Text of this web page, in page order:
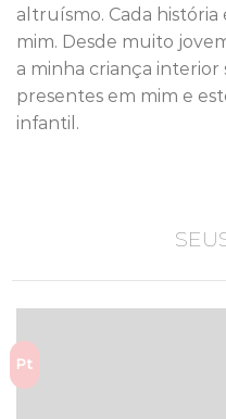
altruísmo. Cada
mim. Desde muito
a minha criança
presentes em mim e
infantil.
Pt